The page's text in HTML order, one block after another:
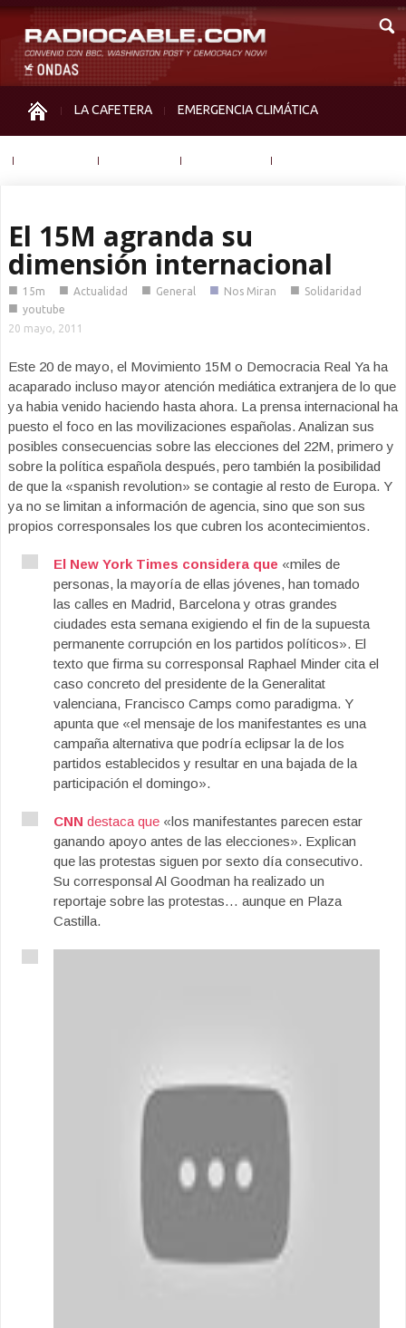
LA CAFETERA EMERGENCIA CLIMÁTICA
El 15M agranda su
dimensión internacional
■ 15m ■ Actualidad ■ General ■ Nos Miran ■ Solidaridad
■ youtube
20 mayo, 2011
Este 20 de mayo, el Movimiento 15M o Democracia Real Ya ha
acaparado incluso mayor atención mediática extranjera de lo que
ya habia venido haciendo hasta ahora. La prensa internacional ha
puesto el foco en las movilizaciones españolas. Analizan sus
posibles consecuencias sobre las elecciones del 22M, primero y
sobre la política española después, pero también la posibilidad
de que la «spanish revolution» se contagie al resto de Europa. Y
ya no se limitan a información de agencia, sino que son sus
propios corresponsales los que cubren los acontecimientos.
El New York Times considera que «miles de
personas, la mayoría de ellas jóvenes, han tomado
las calles en Madrid, Barcelona y otras grandes
ciudades esta semana exigiendo el fin de la supuesta
permanente corrupción en los partidos políticos». El
texto que firma su corresponsal Raphael Minder cita el
caso concreto del presidente de la Generalitat
valenciana, Francisco Camps como paradigma. Y
apunta que «el mensaje de los manifestantes es una
campaña alternativa que podría eclipsar la de los
partidos establecidos y resultar en una bajada de la
participación el domingo».
CNN destaca que «los manifestantes parecen estar
ganando apoyo antes de las elecciones». Explican
que las protestas siguen por sexto día consecutivo.
Su corresponsal Al Goodman ha realizado un
reportaje sobre las protestas… aunque en Plaza
Castilla.